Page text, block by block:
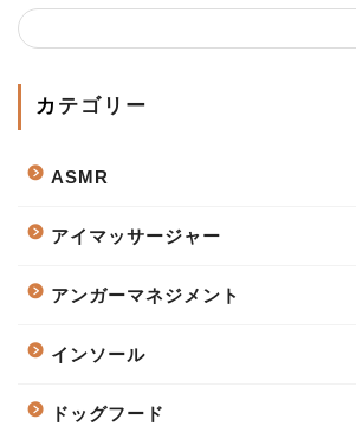
カテゴリー
ASMR
アイマッサージャー
アンガーマネジメント
インソール
ドッグフード